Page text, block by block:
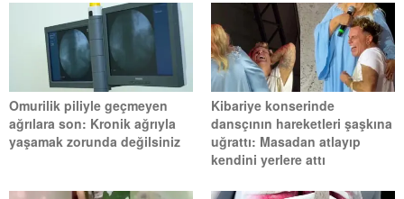
Omurilik piliyle geçmeyen
ağrılara son: Kronik ağrıyla
yaşamak zorunda değilsiniz
Kibariye konserinde
dansçının hareketleri şaşkına
uğrattı: Masadan atlayıp
kendini yerlere attı